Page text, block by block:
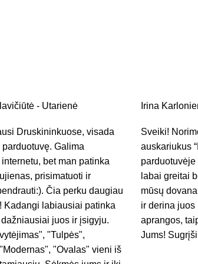
- Utarienė
Druskininkuose, visada
Galima
bet man patinka
prisimatuoti ir
Čia perku daugiau
Kadangi labiausiai patinka
juos ir įsigyju.
"Tulpės",
"Ovalas" vieni iš
Irina
Sveiki!
auskariukus
labai greitai
mūsų
ir derina
aprangos,
Jums!